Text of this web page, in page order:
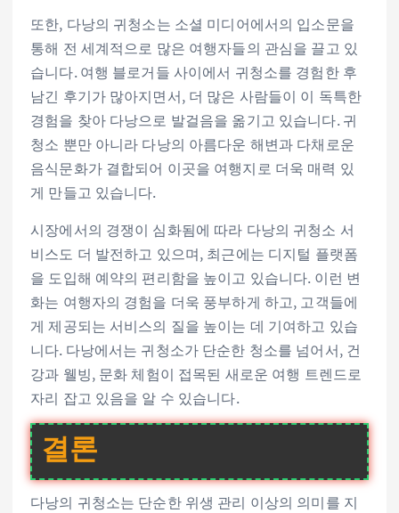
또한, 다낭의 귀청소는 소셜 미디어에서의 입소문을
통해 전 세계적으로 많은 여행자들의 관심을 끌고 있
습니다. 여행 블로거들 사이에서 귀청소를 경험한 후
남긴 후기가 많아지면서, 더 많은 사람들이 이 독특한
경험을 찾아 다낭으로 발걸음을 옮기고 있습니다. 귀
청소 뿐만 아니라 다낭의 아름다운 해변과 다채로운
음식문화가 결합되어 이곳을 여행지로 더욱 매력 있
게 만들고 있습니다.
시장에서의 경쟁이 심화됨에 따라 다낭의 귀청소 서
비스도 더 발전하고 있으며, 최근에는 디지털 플랫폼
을 도입해 예약의 편리함을 높이고 있습니다. 이런 변
화는 여행자의 경험을 더욱 풍부하게 하고, 고객들에
게 제공되는 서비스의 질을 높이는 데 기여하고 있습
니다. 다낭에서는 귀청소가 단순한 청소를 넘어서, 건
강과 웰빙, 문화 체험이 접목된 새로운 여행 트렌드로
자리 잡고 있음을 알 수 있습니다.
결론
다낭의 귀청소는 단순한 위생 관리 이상의 의미를 지